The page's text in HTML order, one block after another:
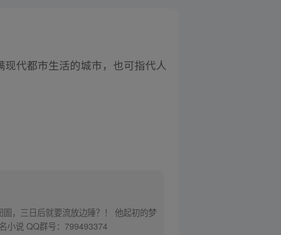
现代都市生活的城市，也可指代人
，三日后就要流放边陲？！ 他起初的梦
小说 QQ群号：799493374